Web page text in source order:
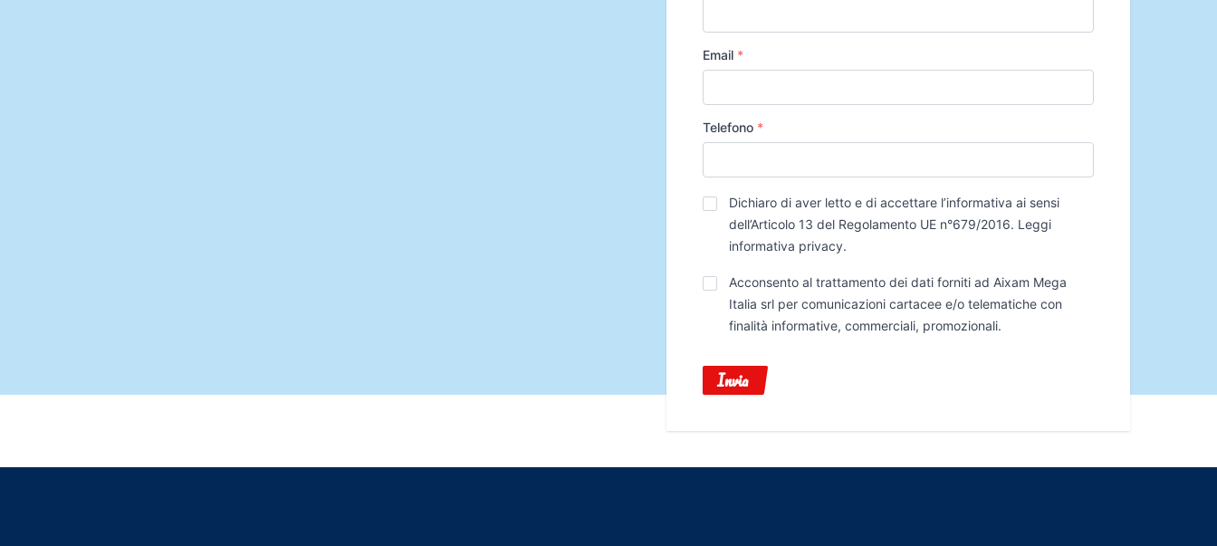
Email *
Telefono *
Privacy*
Dichiaro di aver letto e di accettare l’informativa ai sensi
dell’Articolo 13 del Regolamento UE n°679/2016. Leggi
informativa privacy.
Trattamento
Dati
Acconsento al trattamento dei dati forniti ad Aixam Mega
Italia srl per comunicazioni cartacee e/o telematiche con
finalità informative, commerciali, promozionali.
Invia